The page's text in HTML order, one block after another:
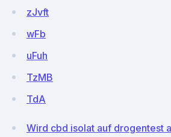
zJvft
wFb
uFuh
TzMB
TdA
Wird cbd isolat auf drogentest